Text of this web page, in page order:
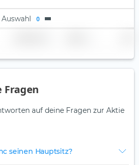
Auswahl 0
Fragen
auf deine Fragen zur Aktie
seinen Hauptsitz?